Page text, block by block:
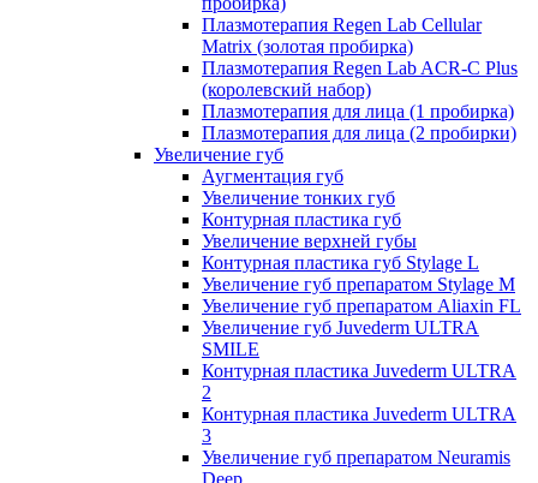
Плазмотерапия Regen Lab Cellular
Matrix (золотая пробирка)
Плазмотерапия Regen Lab ACR-C Plus
(королевский набор)
Плазмотерапия для лица (1 пробирка)
Плазмотерапия для лица (2 пробирки)
Увеличение губ
Аугментация губ
Увеличение тонких губ
Контурная пластика губ
Увеличение верхней губы
Контурная пластика губ Stylage L
Увеличение губ препаратом Stylage M
Увеличение губ препаратом Aliaxin FL
Увеличение губ Juvederm ULTRA
SMILE
Контурная пластика Juvederm ULTRA
2
Контурная пластика Juvederm ULTRA
3
Увеличение губ препаратом Neuramis
Deep